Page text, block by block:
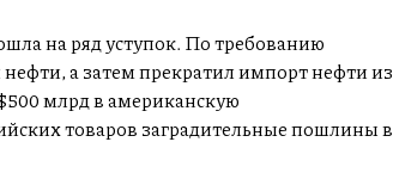
на ряд уступок. По требованию
а затем прекратил импорт нефти из
млрд в американскую
товаров заградительные пошлины в